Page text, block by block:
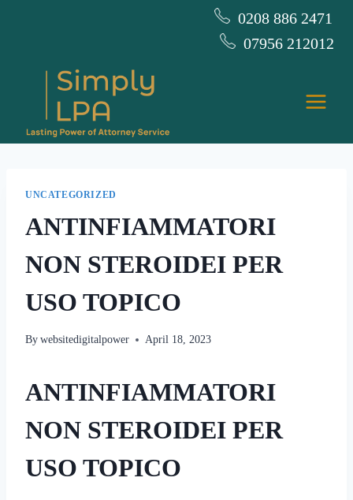
0208 886 2471
07956 212012
UNCATEGORIZED
ANTINFIAMMATORI
NON STEROIDEI PER
USO TOPICO
By websitedigitalpower April 18, 2023
ANTINFIAMMATORI
NON STEROIDEI PER
USO TOPICO